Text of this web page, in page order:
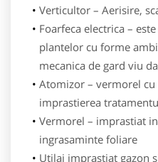
Verticultor – Aerisire,
Foarfeca electrica –
plantelor cu forme
mecanica de gard viu
Atomizor – vermorel
imprastierea
Vermorel – imprastiat
ingrasaminte foliare
Utilaj imprastiat gazon